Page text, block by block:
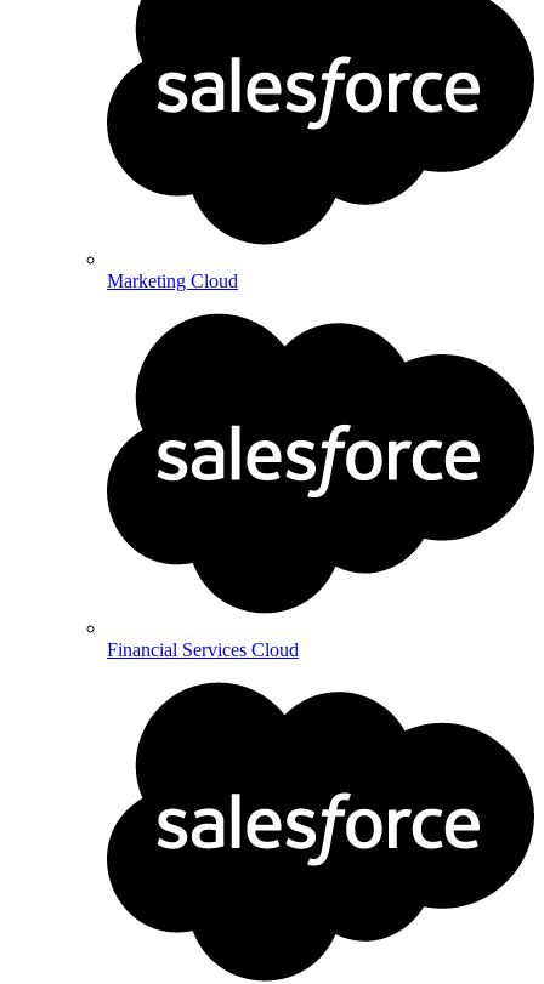
Marketing Cloud
Financial Services Cloud